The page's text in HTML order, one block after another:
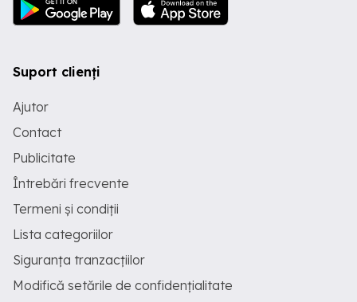
Suport clienți
Ajutor
Contact
Publicitate
Întrebări frecvente
Termeni și condiții
Lista categoriilor
Siguranța tranzacțiilor
Modifică setările de confidențialitate